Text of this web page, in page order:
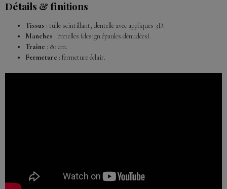
Détails & finitions
Tissus : tulle scintillant, dentelle avec appliques 3D.
Manches : bretelles (design épaules dénudées).
Traîne : 80 cm.
Fermeture : fermeture éclair.